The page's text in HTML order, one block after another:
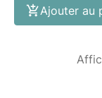
Ajouter au